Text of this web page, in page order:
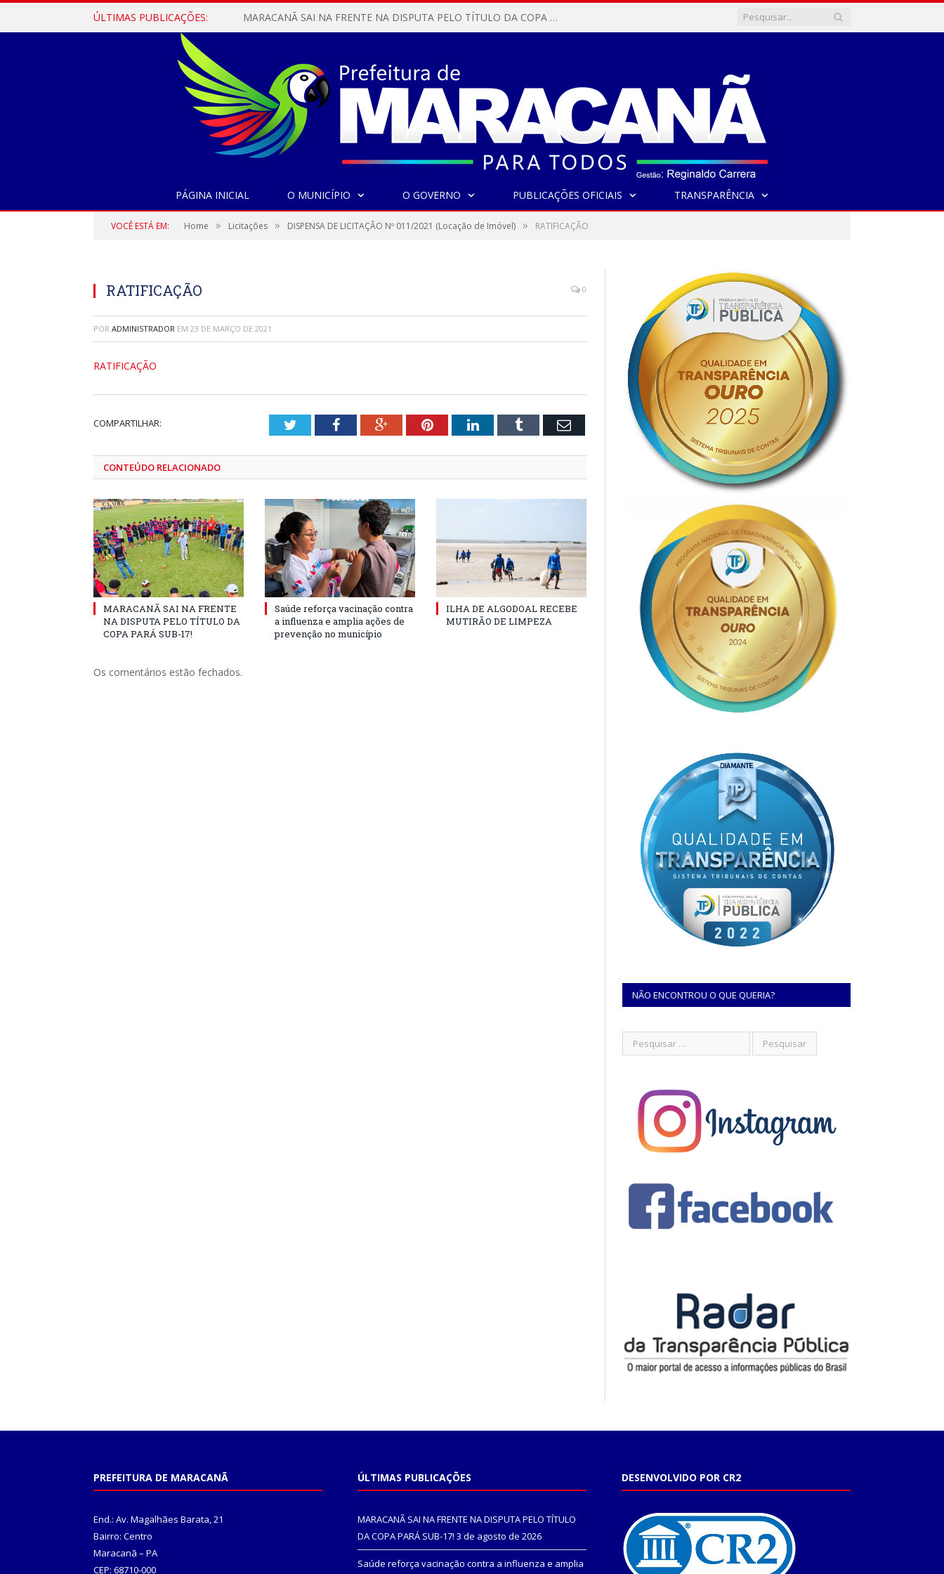
ÚLTIMAS PUBLICAÇÕES: MARACANÃ SAI NA FRENTE NA DISPUTA PELO TÍTULO DA COPA PARÁ SUB-17!
PÁGINA INICIAL O MUNICÍPIO O GOVERNO PUBLICAÇÕES OFICIAIS TRANSPARÊNCIA
VOCÊ ESTÁ EM: Home » Licitações » DISPENSA DE LICITAÇÃO Nº 011/2021 (Locação de Imóvel) » RATIFICAÇÃO
RATIFICAÇÃO 0
POR ADMINISTRADOR EM 23 DE MARÇO DE 2021
RATIFICAÇÃO
COMPARTILHAR: TwitterFacebookGoogle+PinterestLinkedInTumblr Email
CONTEÚDO RELACIONADO
MARACANÃ SAI NA FRENTE
NA DISPUTA PELO TÍTULO DA
COPA PARÁ SUB-17!
Saúde reforça vacinação contra
a influenza e amplia ações de
prevenção no município
ILHA DE ALGODOAL RECEBE
MUTIRÃO DE LIMPEZA
Os comentários estão fechados.
NÃO ENCONTROU O QUE QUERIA?
PREFEITURA DE MARACANÃ
End.: Av. Magalhães Barata, 21
Bairro: Centro
Maracanã – PA
CEP: 68710-000
ÚLTIMAS PUBLICAÇÕES
MARACANÃ SAI NA FRENTE NA DISPUTA PELO TÍTULO
DA COPA PARÁ SUB-17! 3 de agosto de 2026
Saúde reforça vacinação contra a influenza e amplia
DESENVOLVIDO POR CR2